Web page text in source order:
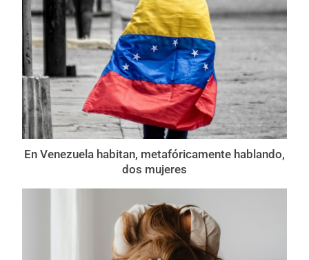
En Venezuela habitan, metafóricamente hablando,
dos mujeres